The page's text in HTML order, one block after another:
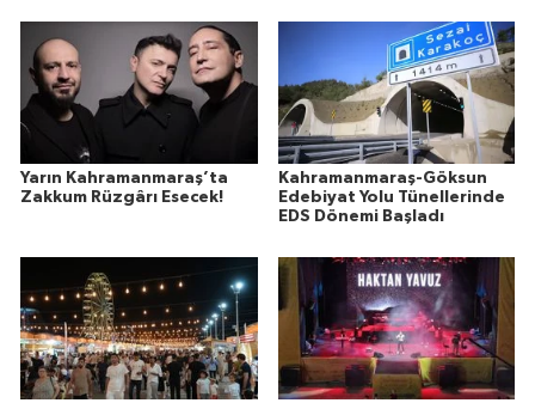
Yarın Kahramanmaraş’ta
Zakkum Rüzgârı Esecek!
Kahramanmaraş-Göksun
Edebiyat Yolu Tünellerinde
EDS Dönemi Başladı